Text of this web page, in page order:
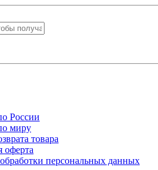
России
миру
товара
оферта
персональных данных